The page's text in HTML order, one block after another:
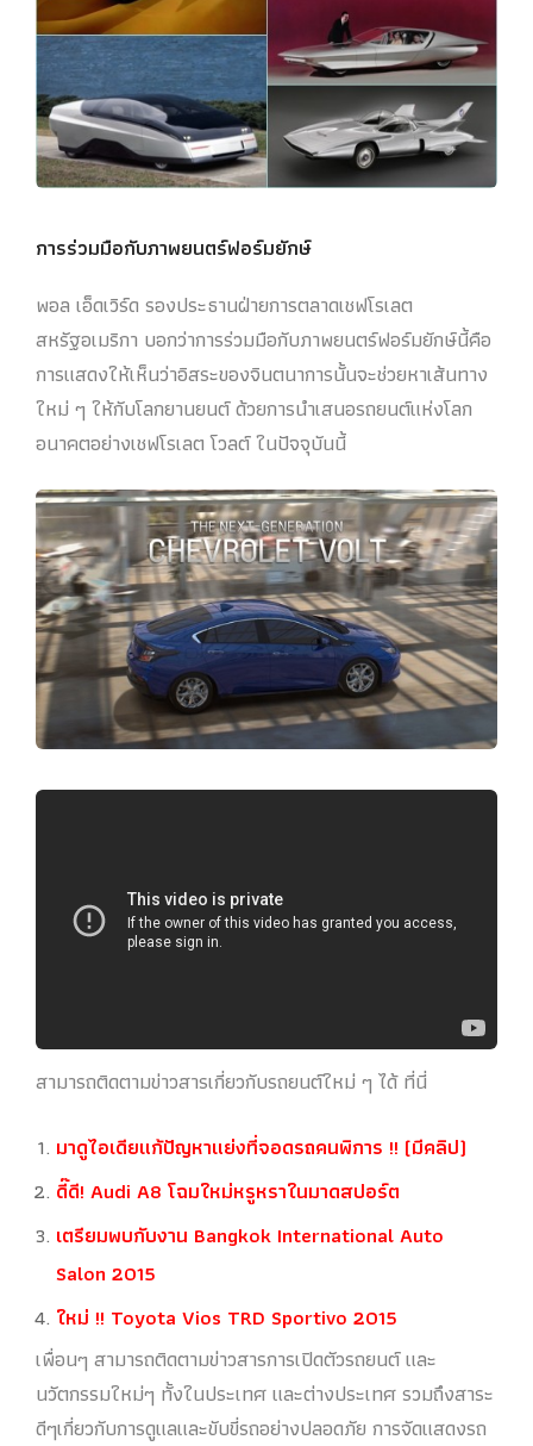
การร่วมมือกับภาพยนตร์ฟอร์มยักษ์
พอล เอ็ดเวิร์ด รองประธานฝ่ายการตลาดเชฟโรเลต
สหรัฐอเมริกา บอกว่าการร่วมมือกับภาพยนตร์ฟอร์มยักษ์นี้คือ
การแสดงให้เห็นว่าอิสระของจินตนาการนั้นจะช่วยหาเส้นทาง
ใหม่ ๆ ให้กับโลกยานยนต์ ด้วยการนำเสนอรถยนต์แห่งโลก
อนาคตอย่างเชฟโรเลต โวลต์ ในปัจจุบันนี้
สามารถติดตามข่าวสารเกี่ยวกับรถยนต์ใหม่ ๆ ได้ ที่นี่
มาดูไอเดียแก้ปัญหาแย่งที่จอดรถคนพิการ !! (มีคลิป)
ดี๊ดี! Audi A8 โฉมใหม่หรูหราในมาดสปอร์ต
เตรียมพบกับงาน Bangkok International Auto
Salon 2015
ใหม่ !! Toyota Vios TRD Sportivo 2015
เพื่อนๆ สามารถติดตามข่าวสารการเปิดตัวรถยนต์ และ
นวัตกรรมใหม่ๆ ทั้งในประเทศ และต่างประเทศ รวมถึงสาระ
ดีๆเกี่ยวกับการดูแลและขับขี่รถอย่างปลอดภัย การจัดแสดงรถ